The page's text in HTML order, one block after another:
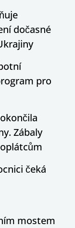
dočasné
pro
Zábaly
čeká
mostem